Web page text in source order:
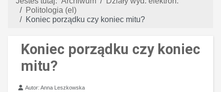
Politologia (el)
Koniec porządku czy koniec mitu?
Koniec porządku czy koniec
mitu?
Szczegóły
Autor:Anna Leszkowska